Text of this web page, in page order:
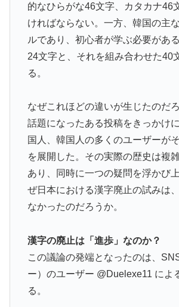
かる数字に海外が大騒ぎ
韓国人「過去のW杯で韓国代表がドー
抜けるように注射していたものがこ
しい…（ﾌﾞﾙﾌﾞﾙ」＝韓国の反応
に！アメリカ人もポット1争いに熱視
応】
▶
【衝撃】韓国人「エボシ御前の声の人
よ」
海外「親が買った覚えのないプレゼン
誰も騒がない」サンタ映画最大の設
きた」【海外の反応】
【伝説の100得点、いまだ都市伝説扱
83点でようやく信じた」
的なひらがな46文字、カタカナ46
ければならない。一方、韓国の主
ルであり、初心者が学ぶ必要があ
24文字と、それを組み合わせた40
る。
なぜこれほどの違いが生じたのだ
話題になったある投稿をきっかけ
国人、韓国人の多くのユーザーが
を展開した。その実際の歴史は複
あり、同時に一つの疑問を浮かび
ぜ日本における漢字廃止の試みは
なかったのだろうか。
漢字の廃止は「進歩」なのか？
この議論の発端となったのは、
ー）のユーザー @Duelexe11 によ
る。